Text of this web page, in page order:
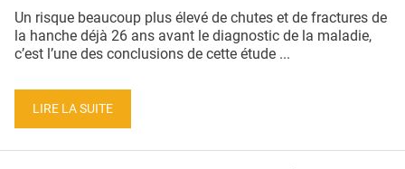
Un risque beaucoup plus élevé de chutes et de fractures de
la hanche déjà 26 ans avant le diagnostic de la maladie,
c’est l’une des conclusions de cette étude ...
LIRE LA SUITE